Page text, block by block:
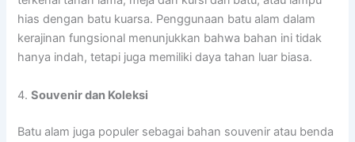
hias dengan batu kuarsa. Penggunaan batu alam dalam
kerajinan fungsional menunjukkan bahwa bahan ini tidak
hanya indah, tetapi juga memiliki daya tahan luar biasa.
4.Souvenir dan Koleksi
Batu alam juga populer sebagai bahan souvenir atau benda